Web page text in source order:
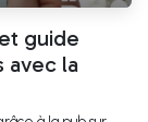
guide
avec la